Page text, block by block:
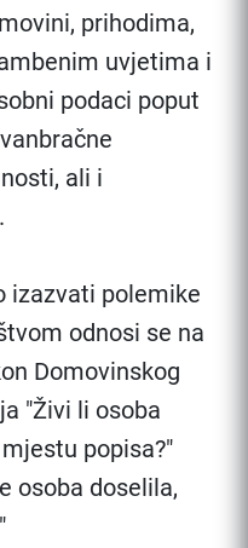
prihodima,
uvjetima i
podaci poput
ali i
izazvati polemike
odnosi se na
Domovinskog
"Živi li osoba
popisa?"
osoba doselila,